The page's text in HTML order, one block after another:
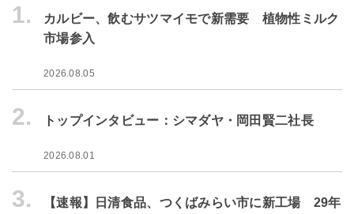
1.
カルビー、飲むサツマイモで新需要 植物性ミルク
市場参入
2026.08.05
2. トップインタビュー：シマダヤ・岡田賢二社長
2026.08.01
3.
【速報】日清食品、つくばみらい市に新工場 29年